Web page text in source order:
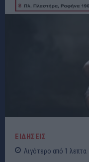
ΕΙΔΗΣΕΙΣ
Λιγότερο από 1 λεπτα